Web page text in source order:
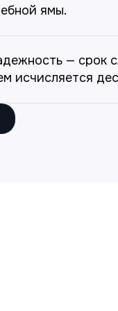
ямы.
— срок
исчисляется